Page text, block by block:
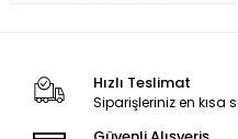
Hızlı Teslimat
Siparişleriniz en kısa